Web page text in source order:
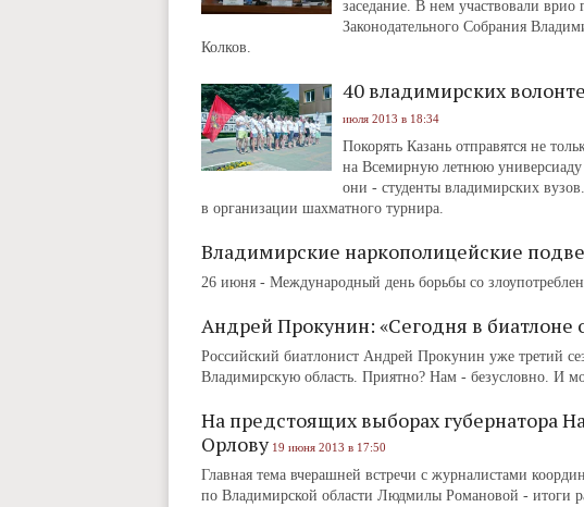
заседание. В нем участвовали врио
Законодательного Собрания
Колков.
40 владимирских
июля 2013 в 18:34
Покорять Казань отправятся не
на Всемирную летнюю универсиаду
они - студенты владимирских
в организации шахматного турнира.
Владимирские наркополицейские
26 июня - Международный день борьбы со
Андрей Прокунин: «Сегодня в биатлоне
Российский биатлонист Андрей Прокунин уже третий
Владимирскую область. Приятно? Нам - безусловно. И
На предстоящих выборах губернатора
Орлову 19 июня 2013 в 17:50
Главная тема вчерашней встречи с журналистами
по Владимирской области Людмилы Романовой - итоги